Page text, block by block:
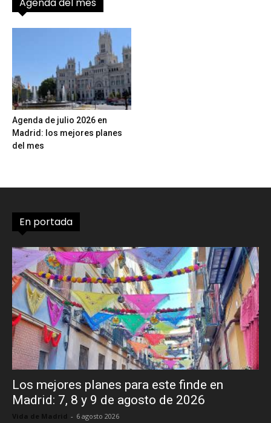
Agenda de julio 2026 en
Madrid: los mejores planes
del mes
En portada
Los mejores planes para este finde en
Madrid: 7, 8 y 9 de agosto de 2026
Vida de Madrid - 6 agosto 2026